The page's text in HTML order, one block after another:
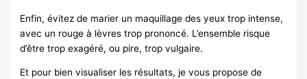
Enfin, évitez de marier un maquillage des yeux trop intense,
avec un rouge à lèvres trop prononcé. L’ensemble risque
d’être trop exagéré, ou pire, trop vulgaire.
Et pour bien visualiser les résultats, je vous propose de